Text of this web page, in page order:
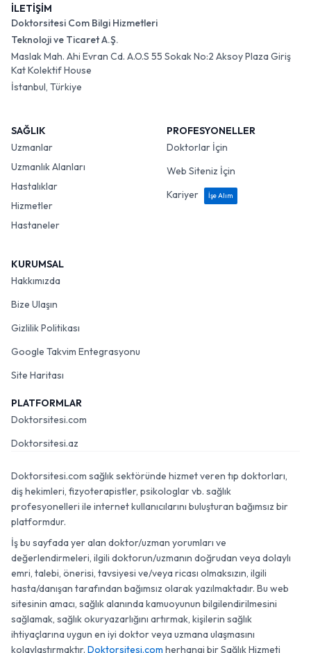
İLETİŞİM
Doktorsitesi Com Bilgi Hizmetleri
Teknoloji ve Ticaret A.Ş.
Maslak Mah. Ahi Evran Cd. A.O.S 55 Sokak No:2 Aksoy Plaza Giriş
Kat Kolektif House
İstanbul, Türkiye
SAĞLIK
Uzmanlar
Uzmanlık Alanları
Hastalıklar
Hizmetler
Hastaneler
PROFESYONELLER
Doktorlar İçin
Web Siteniz İçin
Kariyer
İşe Alım
KURUMSAL
Hakkımızda
Bize Ulaşın
Gizlilik Politikası
Google Takvim Entegrasyonu
Site Haritası
PLATFORMLAR
Doktorsitesi.com
Doktorsitesi.az
Doktorsitesi.com sağlık sektöründe hizmet veren tıp doktorları,
diş hekimleri, fizyoterapistler, psikologlar vb. sağlık
profesyonelleri ile internet kullanıcılarını buluşturan bağımsız bir
platformdur.
İş bu sayfada yer alan doktor/uzman yorumları ve
değerlendirmeleri, ilgili doktorun/uzmanın doğrudan veya dolaylı
emri, talebi, önerisi, tavsiyesi ve/veya ricası olmaksızın, ilgili
hasta/danışan tarafından bağımsız olarak yazılmaktadır. Bu web
sitesinin amacı, sağlık alanında kamuoyunun bilgilendirilmesini
sağlamak, sağlık okuryazarlığını artırmak, kişilerin sağlık
ihtiyaçlarına uygun en iyi doktor veya uzmana ulaşmasını
kolaylaştırmaktır. Doktorsitesi.com herhangi bir Sağlık Hizmeti